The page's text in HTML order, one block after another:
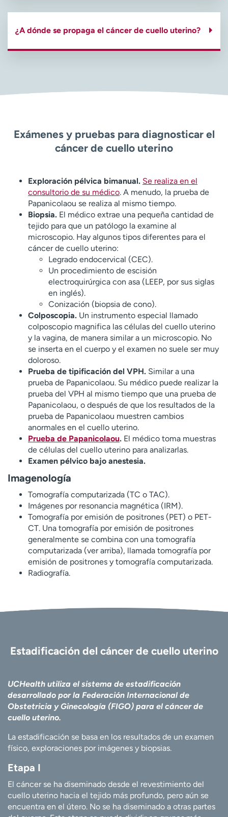
¿A dónde se propaga el cáncer de cuello uterino?
Exámenes y pruebas para diagnosticar el
cáncer de cuello uterino
Exploración pélvica bimanual. Se realiza en el
consultorio de su médico. A menudo, la prueba de
Papanicolaou se realiza al mismo tiempo.
Biopsia. El médico extrae una pequeña cantidad de
tejido para que un patólogo la examine al
microscopio. Hay algunos tipos diferentes para el
cáncer de cuello uterino:
Legrado endocervical (CEC).
Un procedimiento de escisión
electroquirúrgica con asa (LEEP, por sus siglas
en inglés).
Conización (biopsia de cono).
Colposcopia. Un instrumento especial llamado
colposcopio magnifica las células del cuello uterino
y la vagina, de manera similar a un microscopio. No
se inserta en el cuerpo y el examen no suele ser muy
doloroso.
Prueba de tipificación del VPH. Similar a una
prueba de Papanicolaou. Su médico puede realizar la
prueba del VPH al mismo tiempo que una prueba de
Papanicolaou, o después de que los resultados de la
prueba de Papanicolaou muestren cambios
anormales en el cuello uterino.
Prueba de Papanicolaou. El médico toma muestras
de células del cuello uterino para analizarlas.
Examen pélvico bajo anestesia.
Imagenología
Tomografía computarizada (TC o TAC).
Imágenes por resonancia magnética (IRM).
Tomografía por emisión de positrones (PET) o PET-
CT. Una tomografía por emisión de positrones
generalmente se combina con una tomografía
computarizada (ver arriba), llamada tomografía por
emisión de positrones y tomografía computarizada.
Radiografía.
Estadificación del cáncer de cuello uterino
UCHealth utiliza el sistema de estadificación
desarrollado por la Federación Internacional de
Obstetricia y Ginecología (FIGO) para el cáncer de
cuello uterino.
La estadificación se basa en los resultados de un examen
físico, exploraciones por imágenes y biopsias.
Etapa I
El cáncer se ha diseminado desde el revestimiento del
cuello uterino hacia el tejido más profundo, pero aún se
encuentra en el útero. No se ha diseminado a otras partes